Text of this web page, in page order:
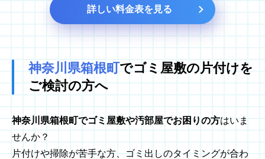
詳しい料金表を見る
神奈川県箱根町でゴミ屋敷の片付けを
ご検討の方へ
神奈川県箱根町でゴミ屋敷や汚部屋でお困りの方はいま
せんか？
片付けや掃除が苦手な方、ゴミ出しのタイミングが合わ